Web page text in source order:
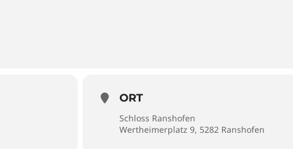
ORT
Schloss Ranshofen
Wertheimerplatz 9, 5282 Ranshofen